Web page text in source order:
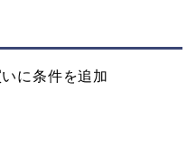
に条件を追加